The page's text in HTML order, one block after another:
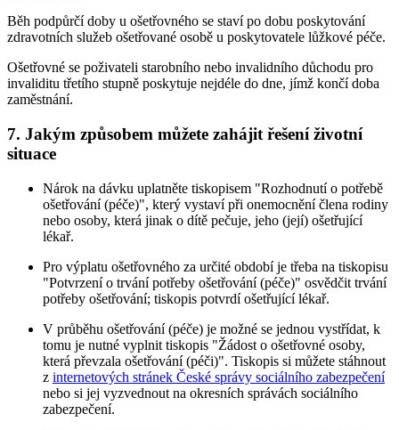
Běh podpůrčí doby u ošetřovného se staví po dobu poskytování
zdravotních služeb ošetřované osobě u poskytovatele lůžkové péče.
Ošetřovné se poživateli starobního nebo invalidního důchodu pro
invaliditu třetího stupně poskytuje nejdéle do dne, jímž končí doba
zaměstnání.
7. Jakým způsobem můžete zahájit řešení životní
situace
Nárok na dávku uplatněte tiskopisem "Rozhodnutí o potřebě
ošetřování (péče)", který vystaví při onemocnění člena rodiny
nebo osoby, která jinak o dítě pečuje, jeho (její) ošetřující
lékař.
Pro výplatu ošetřovného za určité období je třeba na tiskopisu
"Potvrzení o trvání potřeby ošetřování (péče)" osvědčit trvání
potřeby ošetřování; tiskopis potvrdí ošetřující lékař.
V průběhu ošetřování (péče) je možné se jednou vystřídat, k
tomu je nutné vyplnit tiskopis "Žádost o ošetřovné osoby,
která převzala ošetřování (péči)". Tiskopis si můžete stáhnout
z internetových stránek České správy sociálního zabezpečení
nebo si jej vyzvednout na okresních správách sociálního
zabezpečení.